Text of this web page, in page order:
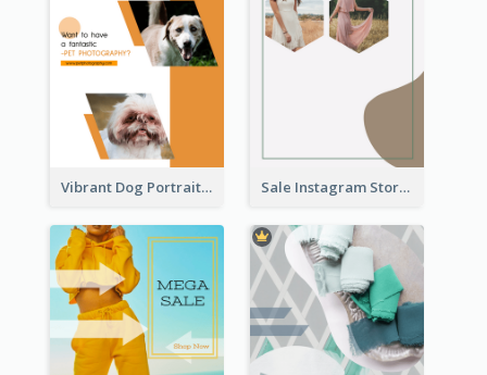
Vibrant Dog Portrait Instagram Story Design Template Sale Instagram Story